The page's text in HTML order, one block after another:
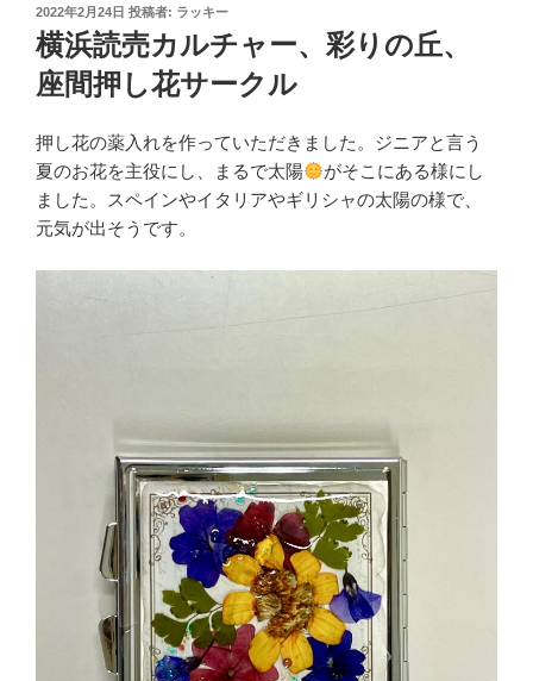
投
稿
日:
2022年2月24日 投稿者: ラッキー
横浜読売カルチャー、彩りの丘、
座間押し花サークル
押し花の薬入れを作っていただきました。ジニアと言う
夏のお花を主役にし、まるで太陽
がそこにある様にし
ました。スペインやイタリアやギリシャの太陽の様で、
元気が出そうです。